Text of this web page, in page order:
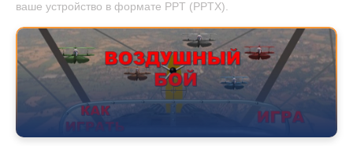
ваше устройство в формате PPT (PPTX).